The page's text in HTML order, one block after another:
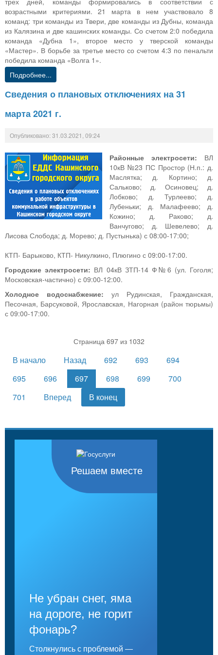
возрастными критериями. 21 марта в нем участвовало 8
команд: три команды из Твери, две команды из Дубны, команда
из Калязина и две кашинских команды. Со счетом 2:0 победила
команда «Дубна 1», второе место у тверской команды
«Мастер». В борьбе за третье место со счетом 4:3 по пенальти
победила команда «Волга 1».
Подробнее...
Сведения о плановых отключениях на 31
марта 2021 г.
Опубликовано: 31.03.2021, 09:24
Районные электросети: ВЛ
10кВ №23 ПС Простор (Н.п.: д.
Маслятка; д. Кортино; д.
Сальково; д. Осиновец; д.
Лобково; д. Турлеево; д.
Лубеньки; д. Малафеево; д.
Кожино; д. Раково; д.
Ванчугово; д. Шевелево; д.
Лисова Слобода; д. Морево; д. Пустынька) с 08:00-17:00;
КТП- Барыково, КТП- Никулкино, Плюгино с 09:00-17:00.
Городские электросети: ВЛ 04кВ ЗТП-14 Ф№6 (ул. Гоголя;
Московская-частично) с 09:00-12:00.
Холодное водоснабжение: ул Рудинская, Гражданская,
Песочная, Барсуковой, Ярославская, Нагорная (район тюрьмы)
с 09:00-17:00.
Страница 697 из 1032
В начало Назад 692 693
694
695
696 697 698 699
700
701
Вперед В конец
Решаем вместе
Не убран снег, яма
на дороге, не горит
фонарь?
Столкнулись с проблемой —